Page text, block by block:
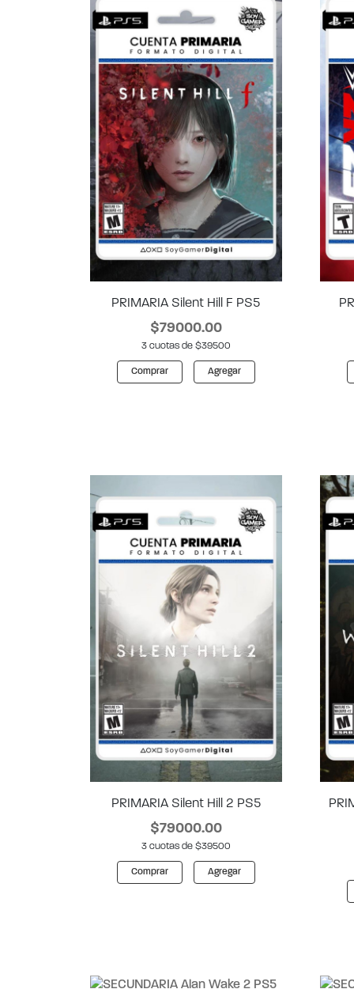
PRIMARIA Silent Hill F PS5
$79000.00
3 cuotas de $39500
Comprar Agregar
PRIMARIA Silent Hill 2 PS5
$79000.00
3 cuotas de $39500
Comprar Agregar